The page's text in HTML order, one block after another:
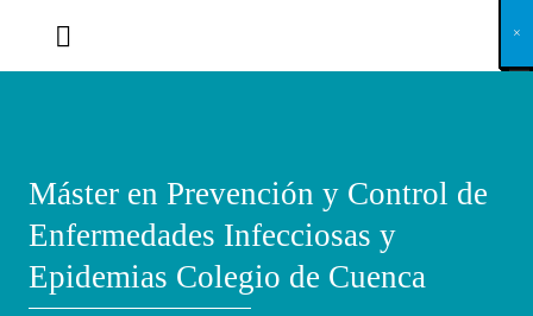
Máster en Prevención y Control de
Enfermedades Infecciosas y
Epidemias Colegio de Cuenca
X
×
×
×
×
×
×
×
×
×
×
×
×
×
×
×
×
×
×
×
×
×
×
×
×
×
×
×
×
×
×
×
×
×
×
×
×
×
×
×
×
×
×
×
×
×
×
×
×
×
×
×
×
×
×
×
×
×
×
×
×
×
×
×
×
×
×
×
×
×
×
×
×
×
×
×
×
×
×
×
×
×
×
×
×
×
×
×
×
×
×
×
×
×
×
×
×
×
×
×
×
×
×
×
×
×
×
×
×
×
×
×
×
×
×
×
×
×
×
×
×
×
×
×
×
×
×
×
×
×
×
×
×
×
×
×
×
×
×
×
×
×
×
×
×
×
×
×
×
×
×
×
×
×
×
×
×
×
×
×
×
×
×
×
×
×
×
×
×
×
×
×
×
×
×
×
×
×
×
×
×
×
×
×
×
×
×
×
×
×
×
×
×
×
×
×
×
×
×
×
×
×
×
×
×
×
×
×
×
×
×
×
×
×
×
×
×